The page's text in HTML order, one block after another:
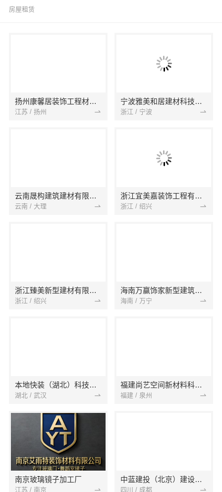
房屋租赁
扬州康馨居装饰工程材料有限公司
江苏 / 扬州
宁波雅美和居建材科技有限公司
浙江 / 宁波
云南晟构建筑建材有限公司
云南 / 大理
浙江宜美嘉装饰工程有限公司
浙江 / 绍兴
浙江臻美新型建材有限公司
浙江 / 绍兴
海南万赢饰家新型建筑材料有限公司
海南 / 万宁
本地快装（湖北）科技有限公司
湖北 / 武汉
福建尚艺空间新材料科技有限公司
福建 / 泉州
南京玻璃镜子加工厂
江苏 / 南京
中蓝建投（北京）建设有限公司四川第一分公司
四川 / 成都